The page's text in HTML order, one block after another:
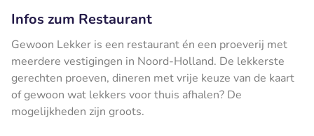
Infos zum Restaurant
Gewoon Lekker is een restaurant én een proeverij met
meerdere vestigingen in Noord-Holland. De lekkerste
gerechten proeven, dineren met vrije keuze van de kaart
of gewoon wat lekkers voor thuis afhalen? De
mogelijkheden zijn groots.